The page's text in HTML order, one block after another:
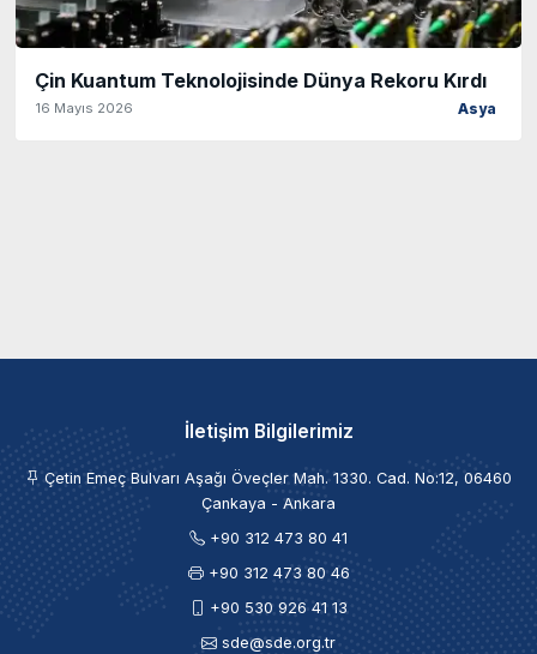
Çin Kuantum Teknolojisinde Dünya Rekoru Kırdı
16 Mayıs 2026 Asya
İletişim Bilgilerimiz
Çetin Emeç Bulvarı Aşağı Öveçler Mah. 1330. Cad. No:12, 06460
Çankaya - Ankara
+90 312 473 80 41
+90 312 473 80 46
+90 530 926 41 13
sde@sde.org.tr